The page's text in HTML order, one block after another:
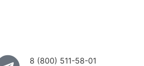
8 (800) 511-58-01